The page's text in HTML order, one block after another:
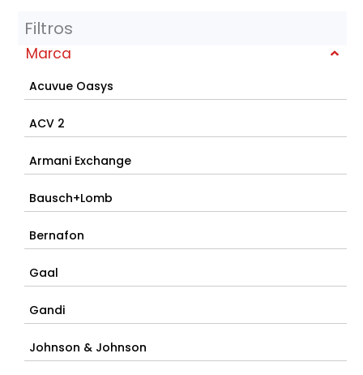
Filtros
Marca
Acuvue Oasys
ACV 2
Armani Exchange
Bausch+Lomb
Bernafon
Gaal
Gandi
Johnson & Johnson